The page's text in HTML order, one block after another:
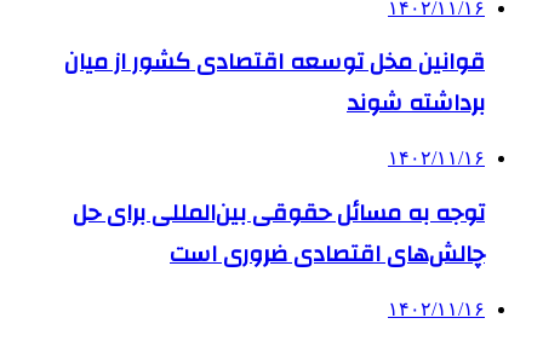
۱۴۰۲/۱۱/۱۶
قوانین مخل توسعه اقتصادی کشور از میان
برداشته شوند
۱۴۰۲/۱۱/۱۶
توجه به مسائل حقوقی بین‌المللی برای حل
چالش‌های اقتصادی ضروری است
۱۴۰۲/۱۱/۱۶